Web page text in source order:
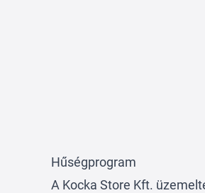
Hűségprogram
A Kocka Store Kft.